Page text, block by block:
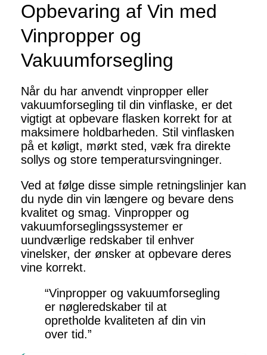
Opbevaring af Vin med
Vinpropper og
Vakuumforsegling
Når du har anvendt vinpropper eller
vakuumforsegling til din vinflaske, er det
vigtigt at opbevare flasken korrekt for at
maksimere holdbarheden. Stil vinflasken
på et køligt, mørkt sted, væk fra direkte
sollys og store temperatursvingninger.
Ved at følge disse simple retningslinjer kan
du nyde din vin længere og bevare dens
kvalitet og smag. Vinpropper og
vakuumforseglingssystemer er
uundværlige redskaber til enhver
vinelsker, der ønsker at opbevare deres
vine korrekt.
“Vinpropper og vakuumforsegling
er nøgleredskaber til at
opretholde kvaliteten af din vin
over tid.”